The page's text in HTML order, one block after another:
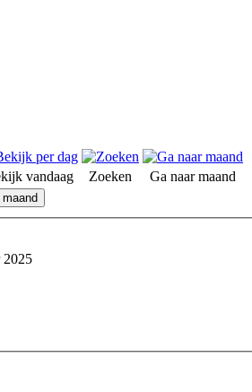
vandaag Zoeken Ga naar maand
2025